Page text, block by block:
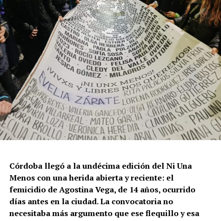
Córdoba llegó a la undécima edición del Ni Una
Menos con una herida abierta y reciente: el
femicidio de Agostina Vega, de 14 años, ocurrido
días antes en la ciudad. La convocatoria no
necesitaba más argumento que ese flequillo y esa